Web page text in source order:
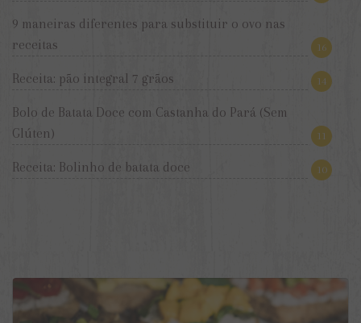
9 maneiras diferentes para substituir o ovo nas
receitas
16
Receita: pão integral 7 grãos 14
Bolo de Batata Doce com Castanha do Pará (Sem
Glúten)
11
Receita: Bolinho de batata doce 10